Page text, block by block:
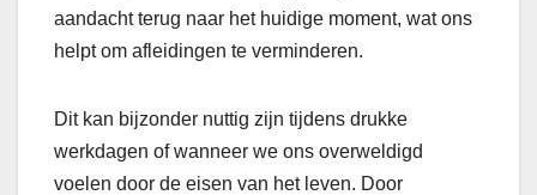
aandacht terug naar het huidige moment, wat ons
helpt om afleidingen te verminderen.
Dit kan bijzonder nuttig zijn tijdens drukke
werkdagen of wanneer we ons overweldigd
voelen door de eisen van het leven. Door